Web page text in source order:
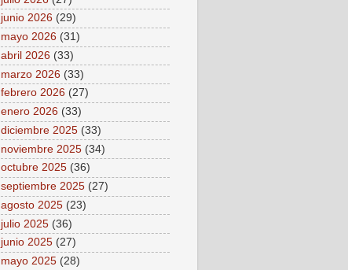
junio 2026 (29)
mayo 2026 (31)
abril 2026 (33)
marzo 2026 (33)
febrero 2026 (27)
enero 2026 (33)
diciembre 2025 (33)
noviembre 2025 (34)
octubre 2025 (36)
septiembre 2025 (27)
agosto 2025 (23)
julio 2025 (36)
junio 2025 (27)
mayo 2025 (28)